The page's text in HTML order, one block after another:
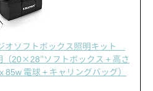
オソフトボックス照明キット
20×28″ソフトボックス + 高さ
電球 + キャリングバッグ）